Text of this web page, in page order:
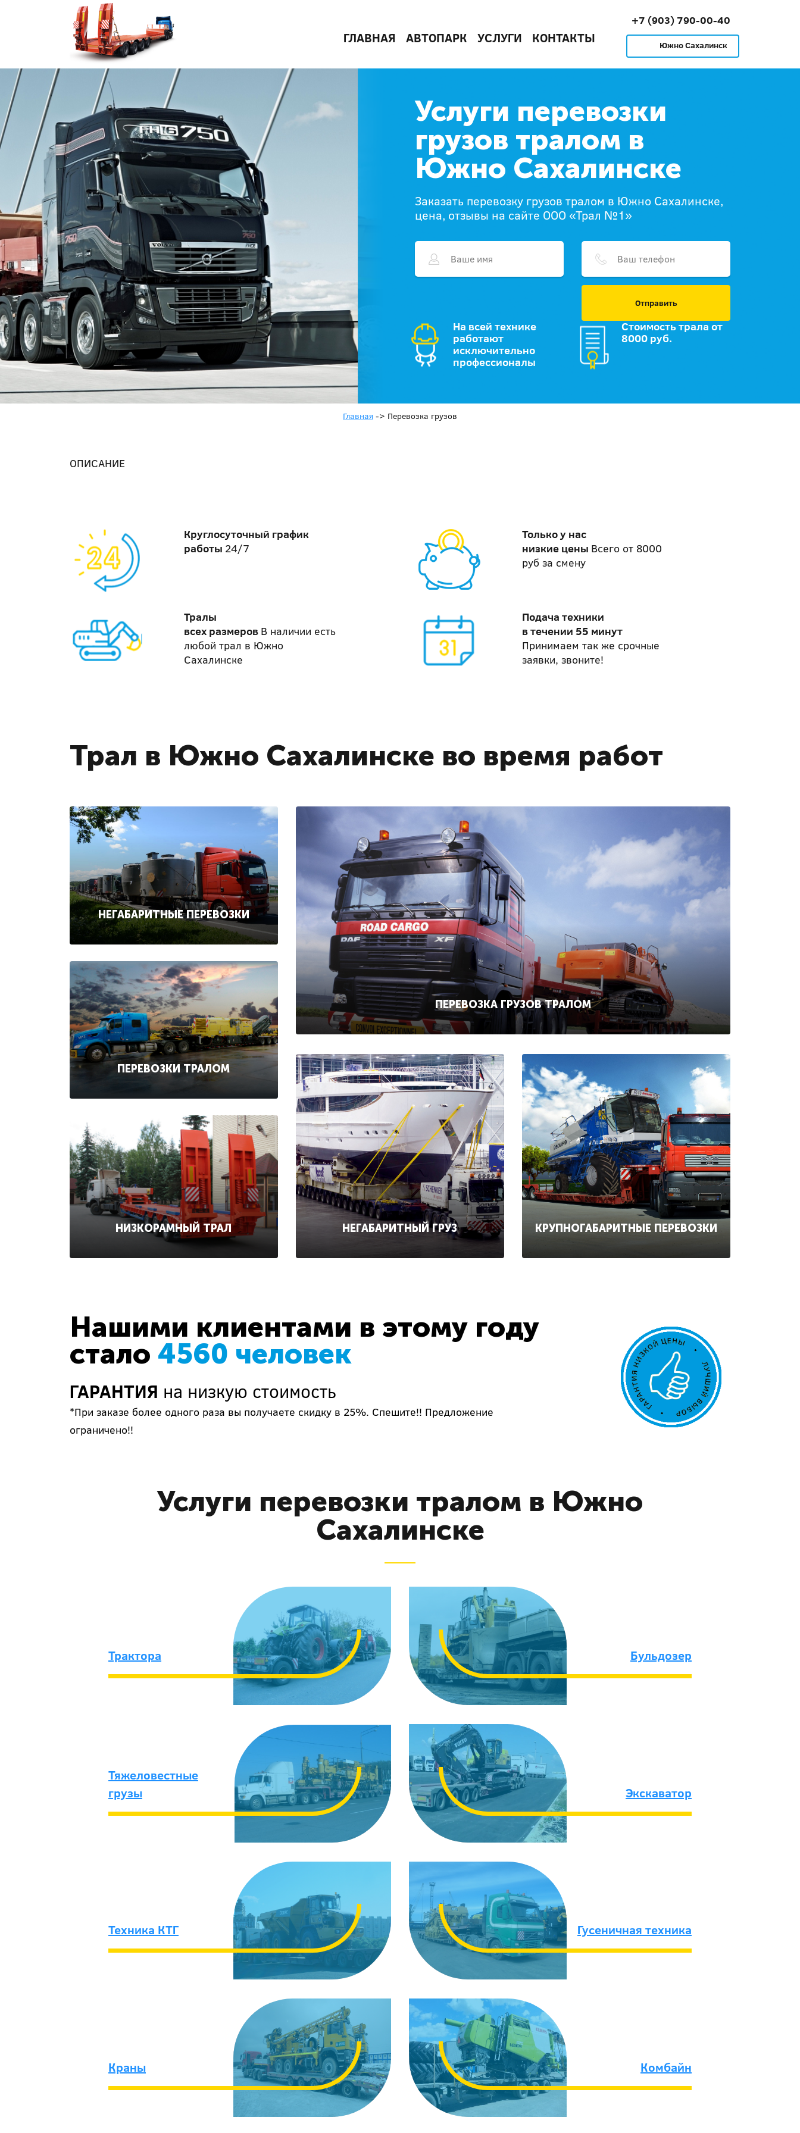
ГЛАВНАЯ АВТОПАРК УСЛУГИ КОНТАКТЫ
+7 (903) 790-00-40
Южно Сахалинск
Услуги перевозки
грузов тралом в
Южно Сахалинске
Заказать перевозку грузов тралом в Южно Сахалинске,
цена, отзывы на сайте ООО «Трал №1»
Отправить
На всей технике
работают
исключительно
профессионалы
Стоимость трала от
8000 руб.
Главная -> Перевозка грузов
ОПИСАНИЕ
Круглосуточный график
работы 24/7
Только у нас
низкие цены Всего от 8000
руб за смену
Тралы
всех размеров В наличии есть
любой трал в Южно
Сахалинске
Подача техники
в течении 55 минут
Принимаем так же срочные
заявки, звоните!
Трал в Южно Сахалинске во время работ
НЕГАБАРИТНЫЕ ПЕРЕВОЗКИ
ПЕРЕВОЗКИ ТРАЛОМ
НИЗКОРАМНЫЙ ТРАЛ
ПЕРЕВОЗКА ГРУЗОВ ТРАЛОМ
НЕГАБАРИТНЫЙ ГРУЗ КРУПНОГАБАРИТНЫЕ ПЕРЕВОЗКИ
Нашими клиентами в этому году
стало 4560 человек
ГАРАНТИЯ на низкую стоимость
*При заказе более одного раза вы получаете скидку в 25%. Спешите!! Предложение
ограничено!!
Услуги перевозки тралом в Южно
Сахалинске
Трактора Бульдозер
Тяжеловестные
грузы
Экскаватор
Техника КТГ Гусеничная техника
Краны Комбайн